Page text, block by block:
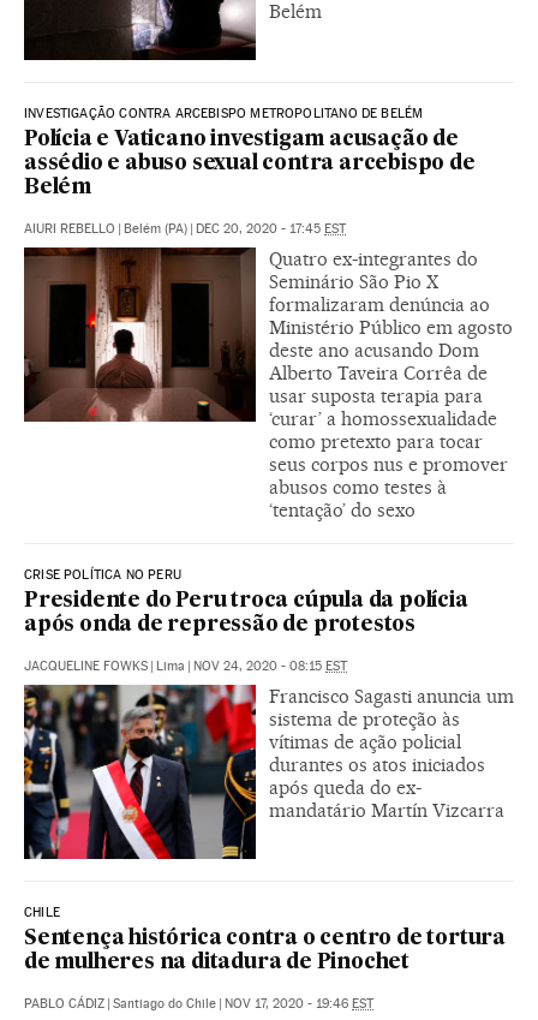
Belém
INVESTIGAÇÃO CONTRA ARCEBISPO METROPOLITANO DE BELÉM
Polícia e Vaticano investigam acusação de
assédio e abuso sexual contra arcebispo de
Belém
AIURI REBELLO | Belém (PA) | DEC 20, 2020 - 17:45 EST
Quatro ex-integrantes do
Seminário São Pio X
formalizaram denúncia ao
Ministério Público em agosto
deste ano acusando Dom
Alberto Taveira Corrêa de
usar suposta terapia para
‘curar’ a homossexualidade
como pretexto para tocar
seus corpos nus e promover
abusos como testes à
‘tentação’ do sexo
CRISE POLÍTICA NO PERU
Presidente do Peru troca cúpula da polícia
após onda de repressão de protestos
JACQUELINE FOWKS | Lima | NOV 24, 2020 - 08:15 EST
Francisco Sagasti anuncia um
sistema de proteção às
vítimas de ação policial
durantes os atos iniciados
após queda do ex-
mandatário Martín Vizcarra
CHILE
Sentença histórica contra o centro de tortura
de mulheres na ditadura de Pinochet
PABLO CÁDIZ | Santiago do Chile | NOV 17, 2020 - 19:46 EST